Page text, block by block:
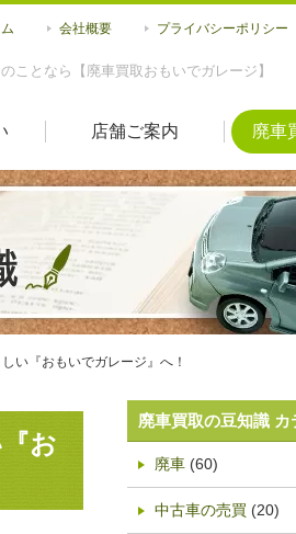
ことなら【廃車買取おもいでガレージ】
会社概要 プライバシーポリシー
店舗ご案内 廃車
い『おもいでガレージ』へ！
お
廃車買取の豆知識 カ
廃車 (60)
中古車の売買 (20)